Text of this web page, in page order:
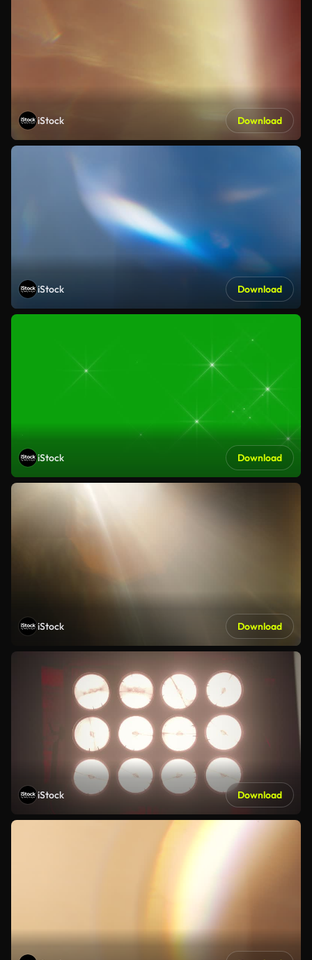
iStock Download
iStock Download
iStock Download
iStock Download
iStock Download